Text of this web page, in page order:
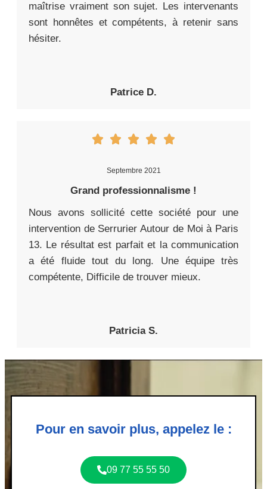
maîtrise vraiment son sujet. Les intervenants
sont honnêtes et compétents, à retenir sans
hésiter.
Patrice D.
Septembre 2021
Grand professionnalisme !
Nous avons sollicité cette société pour une
intervention de Serrurier Autour de Moi à Paris
13. Le résultat est parfait et la communication
a été fluide tout du long. Une équipe très
compétente, Difficile de trouver mieux.
Patricia S.
Pour en savoir plus, appelez le :
09 77 55 55 50